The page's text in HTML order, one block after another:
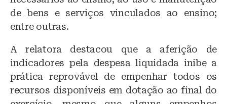
de bens e serviços vinculados ao ensino;
entre outras.
A relatora destacou que a aferição de
indicadores pela despesa liquidada inibe a
prática reprovável de empenhar todos os
recursos disponíveis em dotação ao final do